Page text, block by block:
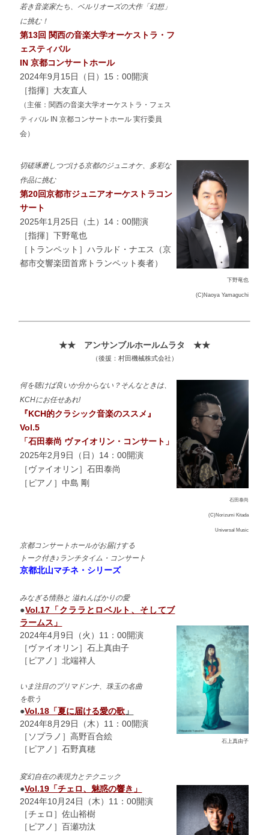
若き音楽家たち、ベルリオーズの大作「幻想」
に挑む！
第13回 関西の音楽大学オーケストラ・フ
ェスティバル
IN 京都コンサートホール
2024年9月15日（日）15：00開演
［指揮］大友直人
（主催：関西の音楽大学オーケストラ・フェス
ティバル IN 京都コンサートホール 実行委員
会）
切磋琢磨しつづける京都のジュニオケ、多彩な
作品に挑む
第20回京都市ジュニアオーケストラコン
サート
2025年1月25日（土）14：00開演
［指揮］下野竜也
［トランペット］ハラルド・ナエス（京
都市交響楽団首席トランペット奏者）
下野竜也
(C)Naoya Yamaguchi
★★ アンサンブルホールムラタ ★★
（後援：村田機械株式会社）
何を聴けば良いか分からない？そんなときは、
KCHにお任せあれ!
『KCH的クラシック音楽のススメ』
Vol.5
「石田泰尚 ヴァイオリン・コンサート」
2025年2月9日（日）14：00開演
［ヴァイオリン］石田泰尚
［ピアノ］中島 剛
石田泰尚
(C)Norizumi Kitada
Universal Music
京都コンサートホールがお届けする
トーク付き♪ランチタイム・コンサート
京都北山マチネ・シリーズ
みなぎる情熱と 溢れんばかりの愛
●Vol.17「クララとロベルト、そしてブ
ラームス 」
2024年4月9日（火）11：00開演
［ヴァイオリン］石上真由子
［ピアノ］北端祥人
いま注目のプリマドンナ、珠玉の名曲
を歌う
●Vol.18「夏に届ける愛の歌 」
2024年8月29日（木）11：00開演
［ソプラノ］高野百合絵
［ピアノ］石野真穂
石上真由子
変幻自在の表現力とテクニック
●Vol.19「チェロ、魅惑の響き 」
2024年10月24日（木）11：00開演
［チェロ］佐山裕樹
［ピアノ］百瀬功汰